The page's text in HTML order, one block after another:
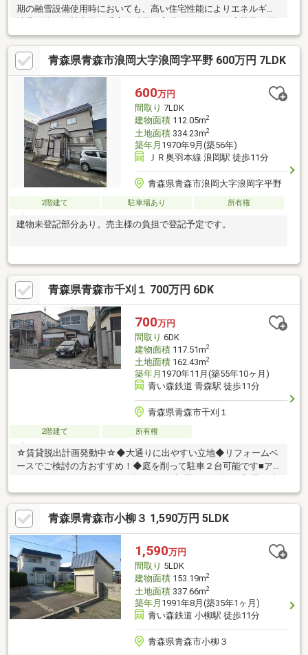
期の融雪設備使用時においても、高い住宅性能によりエネルギー
消費を抑え、効率的な暖房・融雪を実現しています。光熱費の優
位性：太陽光発電による売電収入があるため、月々の実質的な支
払額を抑えることが可能です。オール電化でありながら、住宅性
能の高さにより家計に優しい住まいとなっています。徒歩5分圈内
に、ユニバース・ホームセンター・ツルハドラッグ・歯科・整形
外科・内科クリニックが全て捧う日常生活の買い物・医療・日用
品が車なしで完結する立地吹き抜けリビング・全室床暖房・ロー
ドヒーティング完備。一条工務店築6年、青森市内で特別な高性能
住宅です。
青森県青森市浪岡大字浪岡字平野 600万円 7LDK
600万円
間取り 7LDK
建物面積112.05m2
土地面積334.23m2
築年月 1970年9月(築56年)
ＪＲ奥羽本線 浪岡駅 徒歩11分
青森県青森市浪岡大字浪岡字平野
2階建て 駐車場あり 所有権
建物未登記部分あり。売主様の負担で登記予定です。
青森県青森市千刈１ 700万円 6DK
700万円
間取り 6DK
建物面積117.51m2
土地面積162.43m2
築年月 1970年11月(築55年10ヶ月)
青い森鉄道 青森駅 徒歩11分
青森県青森市千刈１
2階建て 所有権
☆賃貸脱出計画発動中☆◆大通りに出やすい立地◆リフォームベ
ースでご検討の方おすすめ！◆庭を削って駐車２台可能です■ア
いし、足りない■ワンちゃん・にゃんこと一緒暮らしたいそんな
お悩み解決しましょう。○土日でも見学・ご案内出来ます。ぜひ
現地で！青森県青森市小柳３ 1,590万円 5LDK
1,590万円
間取り 5LDK
建物面積153.19m2
土地面積337.66m2
築年月 1991年8月(築35年1ヶ月)
青い森鉄道 小柳駅 徒歩11分
青森県青森市小柳３